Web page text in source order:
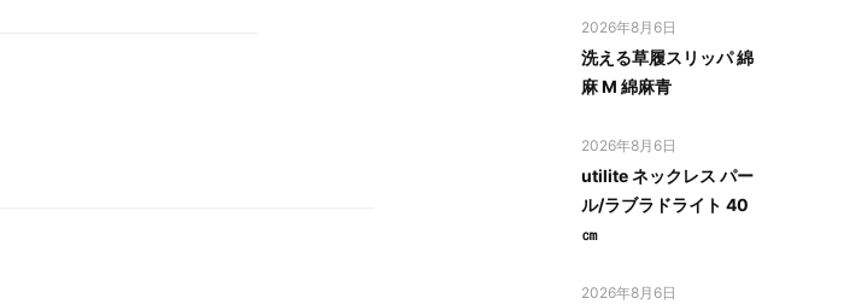
2026年8月6日
洗える草履スリッパ 綿
麻 M 綿麻青
2026年8月6日
utilite ネックレス パー
ル/ラブラドライト 40
㎝
2026年8月6日